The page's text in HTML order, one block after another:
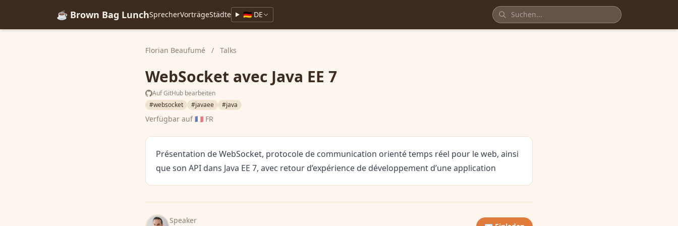
☕ Brown Bag LunchSprecherVorträgeStädte 🇩🇪 DE
Florian Beaufumé / Talks
WebSocket avec Java EE 7
Auf GitHub bearbeiten
#websocket
#javaee #java
Verfügbar auf🇫🇷 FR
Présentation de WebSocket, protocole de communication orienté temps réel pour le web, ainsi
que son API dans Java EE 7, avec retour d’expérience de développement d’une application
Speaker